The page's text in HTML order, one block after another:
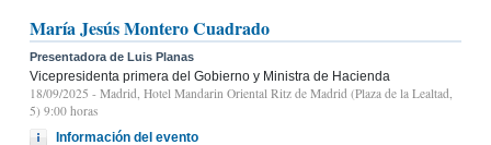
María Jesús Montero Cuadrado
Presentadora de Luis Planas
Vicepresidenta primera del Gobierno y Ministra de Hacienda
18/09/2025 - Madrid, Hotel Mandarin Oriental Ritz de Madrid (Plaza de la Lealtad,
5) 9:00 horas
Información del evento